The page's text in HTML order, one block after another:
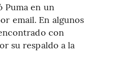
Puma en un
email. En algunos
con
su respaldo a la